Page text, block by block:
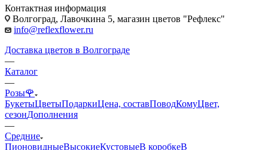
Контактная информация
Волгоград, Лавочкина 5, магазин цветов "Рефлекс"
info@reflexflower.ru
Доставка цветов в Волгограде
—
Каталог
—
Розы🌹
БукетыЦветыПодаркиЦена, составПоводКомуЦвет,
сезонДополнения
—
Средние
ПионовидныеВысокиеКустовыеВ коробкеВ